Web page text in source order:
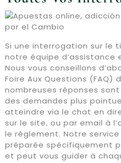
Si une interrogation sur le
notre équipe d’assistance
Nous vous conseillons
Foire Aux Questions (FAQ)
nombreuses réponses
des demandes plus
atteindre via le chat en
sur le site, ou par email à
le règlement. Notre
préparée spécifiquement
et peut vous guider à